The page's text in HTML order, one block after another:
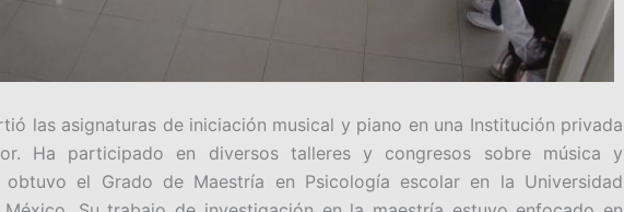
las asignaturas de iniciación musical y piano en una Institución privada
Ha participado en diversos talleres y congresos sobre música y
obtuvo el Grado de Maestría en Psicología escolar en la Universidad